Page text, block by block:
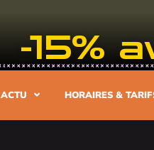
-15%
ACTU HORAIRES &